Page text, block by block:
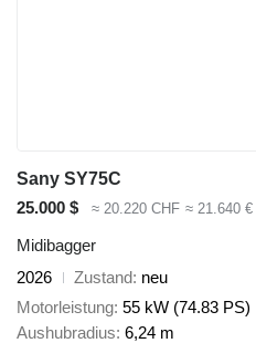
Sany SY75C
25.000 $
≈ 20.220 CHF ≈ 21.640 €
Midibagger
2026
Zustand neu
Motorleistung 55 kW (74.83 PS)
Aushubradius 6,24 m